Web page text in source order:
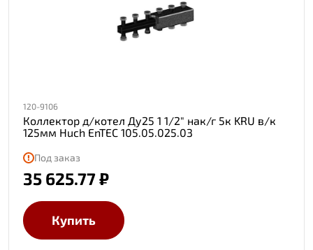
120-9106
Коллектор д/котел Ду25 1 1/2" нак/г 5к KRU в/к
125мм Huch EnTEC 105.05.025.03
Под заказ
35 625.77 ₽
Купить